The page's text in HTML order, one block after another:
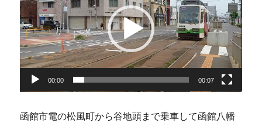
プ
レ
ー
ヤ
00:00 00:07
函館市電の松風町から谷地頭まで乗車して函館八幡